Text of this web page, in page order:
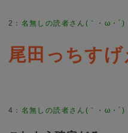
2 ： 名無しの読者さん(｀・ω・´)
尾田っちすげ
4 ： 名無しの読者さん(｀・ω・´)